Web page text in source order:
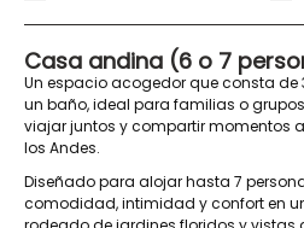
Casa andina (6 o 7
Un espacio acogedor que consta
un baño, ideal para familias o
viajar juntos y compartir momentos
los Andes.
Diseñado para alojar hasta 7
comodidad, intimidad y confort en